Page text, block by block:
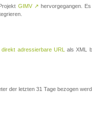
GIMV ↗ hervorgegangen.
direkt adressierbare URL
als XML
der letzten 31 Tage bezogen